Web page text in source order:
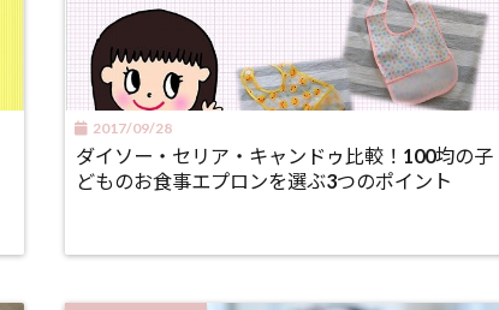
2017/09/28
ダイソー・セリア・キャンドゥ比較！100均の子
どものお食事エプロンを選ぶ3つのポイント